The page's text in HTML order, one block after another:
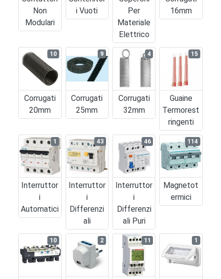
Non
Modulari
I Vuoti
Per
Materiale
Elettrico
16mm
Corrugati
20mm
10
Corrugati
25mm
9
Corrugati
32mm
4
Guaine
Termorest
Ringenti
15
Interruttor
I
Automatici
1
Interruttor
I
Differenzi
Ali
43
Interruttor
I
Differenzi
Ali Puri
46
Magnetot
Ermici
114
10 2 11 1